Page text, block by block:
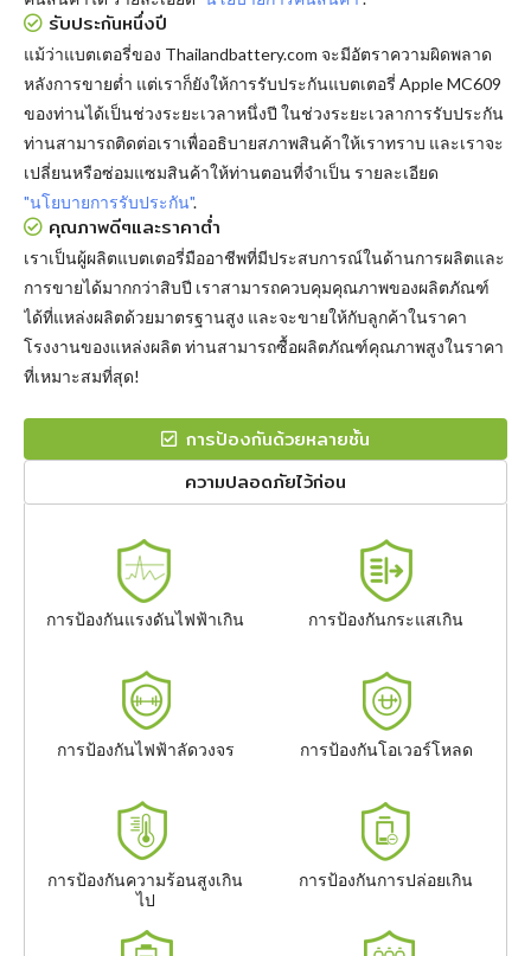
รับประกันหนึ่งปี
แม้ว่าแบตเตอรี่ของ Thailandbattery.com จะมีอัตราความผิดพลาด
หลังการขายต่ำ แต่เราก็ยังให้การรับประกันแบตเตอรี่ Apple MC609
ของท่านได้เป็นช่วงระยะเวลาหนึ่งปี ในช่วงระยะเวลาการรับประกัน
ท่านสามารถติดต่อเราเพื่ออธิบายสภาพสินค้าให้เราทราบ และเราจะ
เปลี่ยนหรือซ่อมแซมสินค้าให้ท่านตอนที่จำเป็น รายละเอียด
"นโยบายการรับประกัน".
คุณภาพดีๆและราคาต่ำ
เราเป็นผู้ผลิตแบตเตอรี่มืออาชีพที่มีประสบการณ์ในด้านการผลิตและ
การขายได้มากกว่าสิบปี เราสามารถควบคุมคุณภาพของผลิตภัณฑ์
ได้ที่แหล่งผลิตด้วยมาตรฐานสูง และจะขายให้กับลูกค้าในราคา
โรงงานของแหล่งผลิต ท่านสามารถซื้อผลิตภัณฑ์คุณภาพสูงในราคา
ที่เหมาะสมที่สุด!
การป้องกันด้วยหลายชั้น
ความปลอดภัยไว้ก่อน
การป้องกันแรงดันไฟฟ้าเกิน การป้องกันกระแสเกิน
การป้องกันไฟฟ้าลัดวงจร การป้องกันโอเวอร์โหลด
การป้องกันความร้อนสูงเกิน
ไป
การป้องกันการปล่อยเกิน